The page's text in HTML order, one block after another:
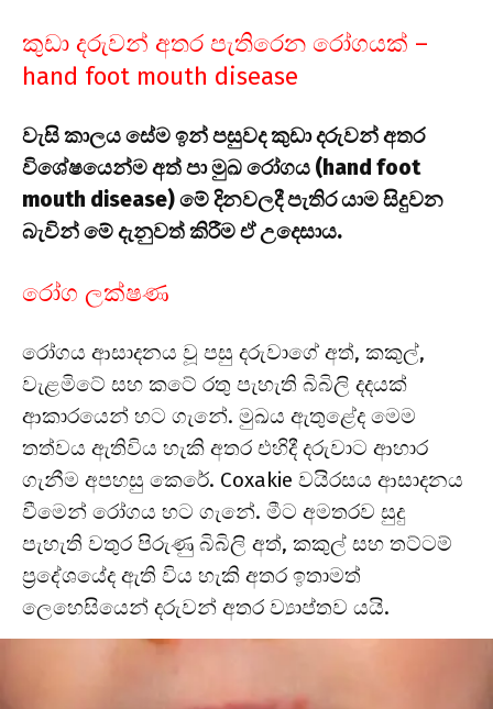
කුඩා දරුවන් අතර පැතිරෙන රෝගයක් –
hand foot mouth disease
වැසි කාලය සේම ඉන් පසුවද කුඩා දරුවන් අතර
විශේෂයෙන්ම අත් පා මුඛ රෝගය (hand foot
mouth disease) මේ දිනවලදී පැතිර යාම සිදුවන
බැවින් මේ දැනුවත් කිරීම ඒ උදෙසාය.
රෝග ලක්ෂණ
රෝගය ආසාදනය වූ පසු දරුවාගේ අත්, කකුල්,
වැළමිටේ සහ කටේ රතු පැහැති බිබිලි දදයක්
ආකාරයෙන් හට ගැනේ. මුඛය ඇතුළේද මෙම
තත්වය ඇතිවිය හැකි අතර එහිදී දරුවාට ආහාර
ගැනීම අපහසු කෙරේ. Coxakie වයිරසය ආසාදනය
වීමෙන් රෝගය හට ගැනේ. මීට අමතරව සුදු
පැහැති වතුර පිරුණු බිබිලි අත්, කකුල් සහ තට්ටම්
ප්‍රදේශයේද ඇති විය හැකි අතර ඉතාමත්
ලෙහෙසියෙන් දරුවන් අතර ව්‍යාප්තව යයි.